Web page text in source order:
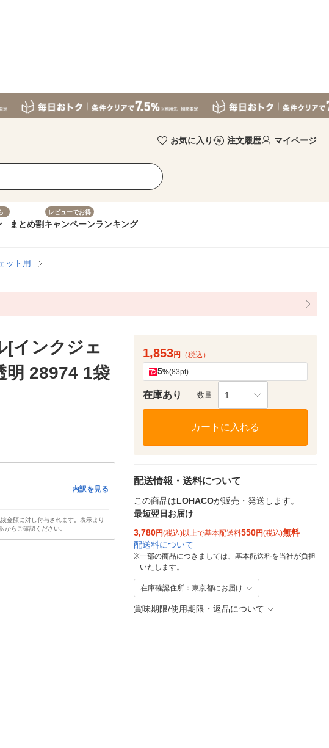
お気に入り 注文履歴 マイページ
まとめ割
レビューでお得
キャンペーンランキング
ット用
[インクジェ
明 28974 1袋
内訳を見る
金額に対し付与されます。表示より
からご確認ください。
1,853円 （税込）
5%(83pt)
在庫あり 数量 1
カートに入れる
配送情報・送料について
この商品はLOHACOが販売・発送します。
最短翌日お届け
3,780円(税込)以上で基本配送料550円(税込)無料
配送料について
※一部の商品につきましては、基本配送料を当社が負担
いたします。
在庫確認住所：東京都にお届け
賞味期限/使用期限・返品について